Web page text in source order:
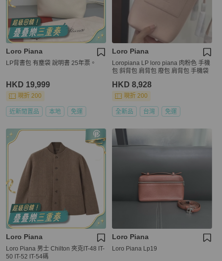
Loro Piana
LP背書包 有塵袋 說明書 25年票。
HKD 19,999
現折 200
近新閒置品 本地 免運
Loro Piana
Loropiana LP loro piana 肉粉色 手機
包 斜背包 肩背包 廢包 肩背包 手機袋
HKD 8,928
現折 200
全新品 台灣 免運
Loro Piana
Loro Piana 男士 Chilton 夾克IT-48 IT-
50 IT-52 IT-54碼
Loro Piana
Loro Piana Lp19